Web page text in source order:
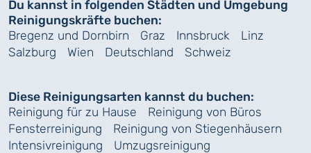
Du kannst in folgenden Städten und Umgebung
Reinigungskräfte buchen:
Bregenz und Dornbirn
Graz Innsbruck
Linz
Salzburg
Wien Deutschland Schweiz
Diese Reinigungsarten kannst du buchen:
Reinigung für zu Hause
Reinigung von Büros
Fensterreinigung
Reinigung von Stiegenhäusern
Intensivreinigung
Umzugsreinigung